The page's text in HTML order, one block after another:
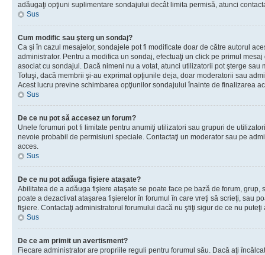
adăugaţi opţiuni suplimentare sondajului decât limita permisă, atunci
Sus
Cum modific sau şterg un sondaj?
Ca şi în cazul mesajelor, sondajele pot fi modificate doar de către autorul
administrator. Pentru a modifica un sondaj, efectuaţi un click pe primul
asociat cu sondajul. Dacă nimeni nu a votat, atunci utilizatorii pot şterge
Totuşi, dacă membrii şi-au exprimat opţiunile deja, doar moderatorii sau
Acest lucru previne schimbarea opţiunilor sondajului înainte de finalizarea
Sus
De ce nu pot să accesez un forum?
Unele forumuri pot fi limitate pentru anumiţi utilizatori sau grupuri de
nevoie probabil de permisiuni speciale. Contactaţi un moderator sau pe
acces.
Sus
De ce nu pot adăuga fişiere ataşate?
Abilitatea de a adăuga fişiere ataşate se poate face pe bază de forum, grup,
poate a dezactivat ataşarea fişierelor în forumul în care vreţi să scrieţi, sau
fişiere. Contactaţi administratorul forumului dacă nu ştiţi sigur de ce nu
Sus
De ce am primit un avertisment?
Fiecare administrator are propriile reguli pentru forumul său. Dacă aţi